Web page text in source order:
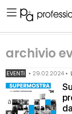
archivio
EVENTI • 29.02.2024 •